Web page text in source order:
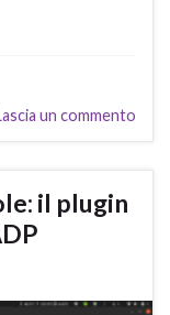
un commento
il plugin